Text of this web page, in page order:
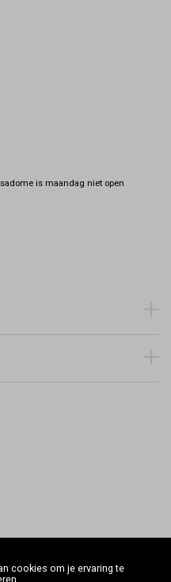
is maandag niet open
cookies om je ervaring te